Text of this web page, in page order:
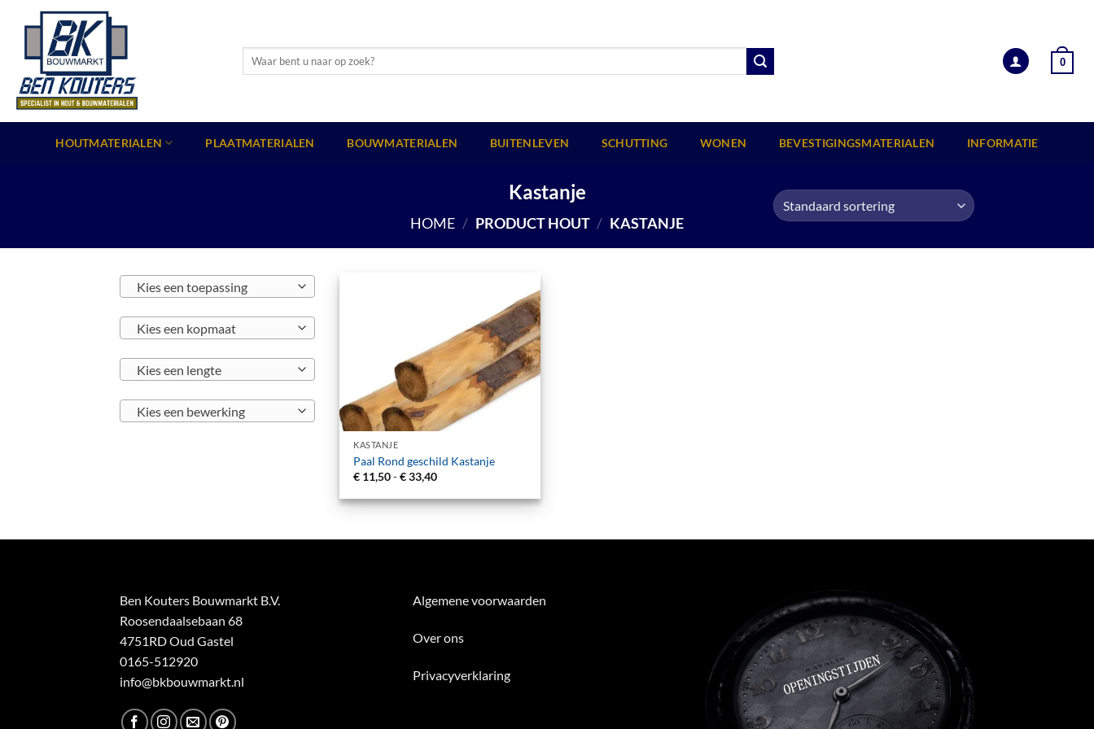
Zoeken
0
HOUTMATERIALEN PLAATMATERIALEN BOUWMATERIALEN BUITENLEVEN SCHUTTING WONEN BEVESTIGINGSMATERIALEN INFORMATIE
Kastanje
HOME / PRODUCT HOUT / KASTANJE
Kies een toepassing
Kies een kopmaat
Kies een lengte
Kies een bewerking +
KASTANJE
Paal Rond geschild Kastanje
€ 11,50-€33,40Prijsklasse:
tot
€ 33,40
Ben Kouters Bouwmarkt B.V.
Roosendaalsebaan 68
4751RD Oud Gastel
0165-512920
info@bkbouwmarkt.nl
Algemene voorwaarden
Over ons
Privacyverklaring